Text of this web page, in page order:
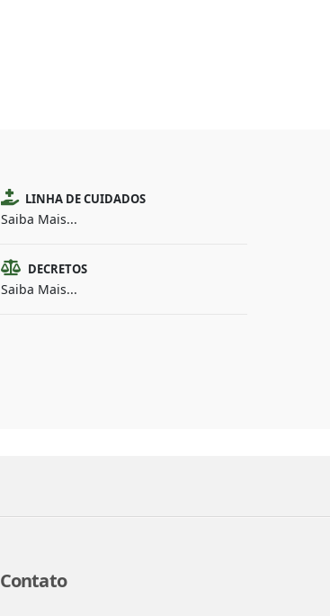
LINHA DE CUIDADOS
Saiba Mais...
DECRETOS
Saiba Mais...
Contato